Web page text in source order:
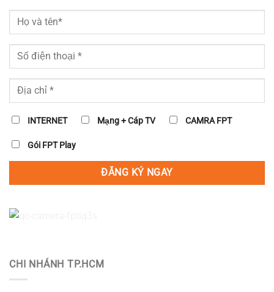
INTERNET Mạng + Cáp TV CAMRA FPT
Gói FPT Play
CHI NHÁNH TP.HCM